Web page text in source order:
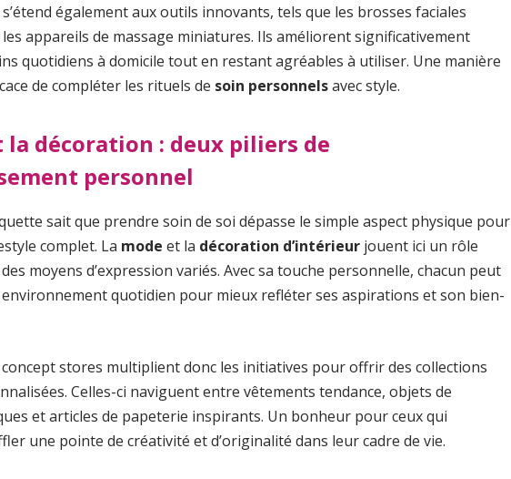
également aux outils innovants, tels que les brosses faciales
appareils de massage miniatures. Ils améliorent significativement
quotidiens à domicile tout en restant agréables à utiliser. Une manière
de compléter les rituels de soin personnelsavec style.
la décoration : deux piliers de
personnel
sait que prendre soin de soi dépasse le simple aspect physique pour
complet. La mode et la décoration d’intérieur jouent ici un rôle
moyens d’expression variés. Avec sa touche personnelle, chacun peut
quotidien pour mieux refléter ses aspirations et son bien-
stores multiplient donc les initiatives pour offrir des collections
Celles-ci naviguent entre vêtements tendance, objets de
et articles de papeterie inspirants. Un bonheur pour ceux qui
une pointe de créativité et d’originalité dans leur cadre de vie.